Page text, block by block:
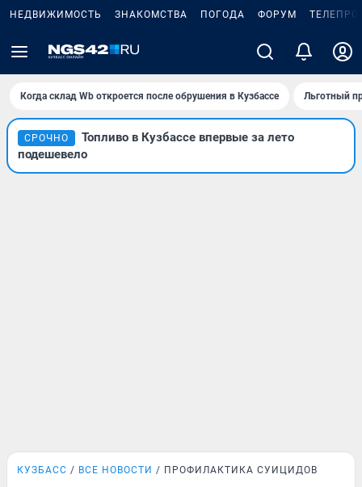
НЕДВИЖИМОСТЬ ЗНАКОМСТВА ПОГОДА ФОРУМ
Когда склад Wb откроется после обрушения в Кузбассе Льготный
СРОЧНО
Топливо в Кузбассе впервые за лето
подешевело
КУЗБАСС ВСЕ НОВОСТИ ПРОФИЛАКТИКА СУИЦИДОВ